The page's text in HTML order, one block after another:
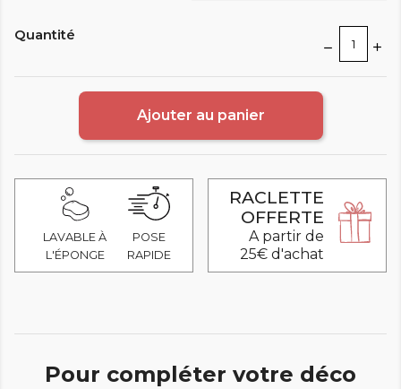
Quantité
Ajouter au panier
LAVABLE À
L'ÉPONGE
POSE
RAPIDE
RACLETTE
OFFERTE
A partir de
25€ d'achat
Pour compléter votre déco